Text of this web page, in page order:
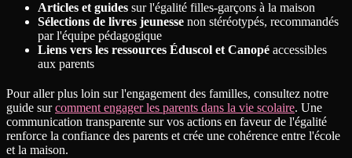
Articles et guides sur l'égalité filles-garçons à la maison
Sélections de livres jeunesse non stéréotypés, recommandés
par l'équipe pédagogique
Liens vers les ressources Éduscol et Canopé accessibles
aux parents
Pour aller plus loin sur l'engagement des familles, consultez notre
guide surcomment engager les parents dans la vie scolaire. Une
communication transparente sur vos actions en faveur de l'égalité
renforce la confiance des parents et crée une cohérence entre l'école
et la maison.